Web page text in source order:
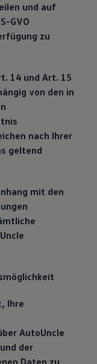
und auf
GVO
zu
14 und Art. 15
von den in
nach Ihrer
geltend
mit den
Ihre
AutoUncle
der
Daten zu